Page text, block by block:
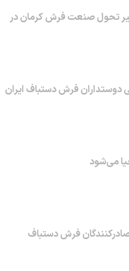
تحول صنعت فرش کرمان در
دوستداران فرش دستباف ایران
می‌شود
فرش دستباف